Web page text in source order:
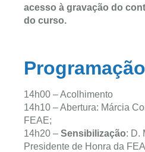
acesso à gravação do
do curso.
Programação
14h00 – Acolhimento
14h10 – Abertura: Márcia
FEAE;
14h20 – Sensibilização: D.
Presidente de Honra da